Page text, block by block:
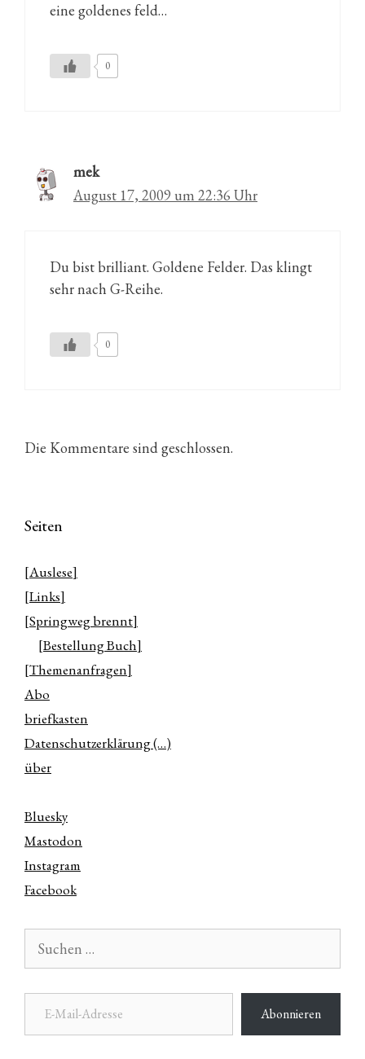
eine goldenes feld…
0
mek
August 17, 2009 um 22:36 Uhr
Du bist brilliant. Goldene Felder. Das klingt
sehr nach G-Reihe.
0
Die Kommentare sind geschlossen.
Seiten
[Auslese]
[Links]
[Springweg brennt]
[Bestellung Buch]
[Themenanfragen]
Abo
briefkasten
Datenschutzerklärung (…)
über
Bluesky
Mastodon
Instagram
Facebook
nach:
E-Mail-Adresse
Abonnieren